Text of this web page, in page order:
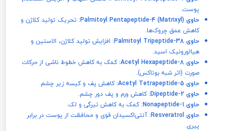
پوست.
حاوی Palmitoyl Pentapeptide-4 (Matrixyl):
تحریک تولید کلاژن و
کاهش عمق چروک‌ها.
حاوی Palmitoyl Tripeptide-38:
افزایش تولید کلاژن، الاستین و
هیالورونیک اسید.
حاوی Acetyl Hexapeptide-8:
کمک به کاهش خطوط ناشی از حرکات
صورت (اثر شبه بوتاکس).
حاوی Acetyl Tetrapeptide-5:
کاهش پف و کیسه زیر چشم.
حاوی Dipeptide-2:
کاهش ورم و پف دور چشم.
حاوی Nonapeptide-1:
کمک به کاهش تیرگی و لک.
حاوی Resveratrol:
آنتی‌اکسیدان قوی و محافظت از پوست در برابر
پیری.